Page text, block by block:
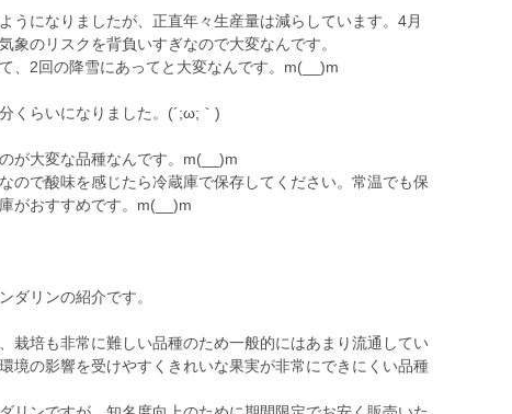
うになりましたが、正直年々生産量は減らしています。4月
象のリスクを背負いすぎなので大変なんです。
、2回の降雪にあってと大変なんです。m(__)m
くらいになりました。(´;ω;｀)
が大変な品種なんです。m(__)m
ので酸味を感じたら冷蔵庫で保存してください。常温でも保
がおすすめです。m(__)m
リンの紹介です。
栽培も非常に難しい品種のため一般的にはあまり流通してい
境の影響を受けやすくきれいな果実が非常にできにくい品種